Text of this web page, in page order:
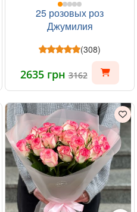
25 розовых роз
Джумилия
(308)
2635 грн3162